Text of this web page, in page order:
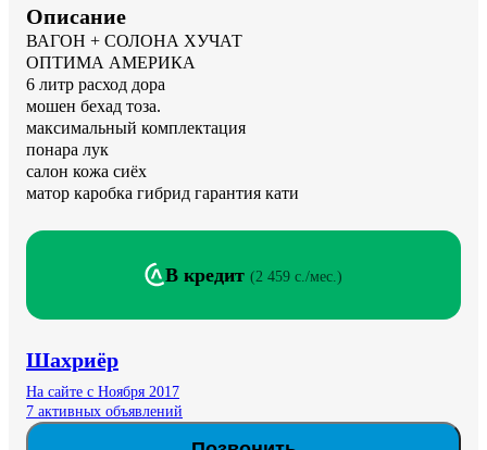
Описание
ВАГОН + СОЛОНА ХУЧАТ
ОПТИМА АМЕРИКА
6 литр расход дора
мошен бехад тоза.
максимальный комплектация
понара лук
салон кожа сиёх
матор каробка гибрид гарантия кати
В кредит (2 459 c./мес. )
Шахриёр
На сайте с Ноября 2017
7 активных объявлений